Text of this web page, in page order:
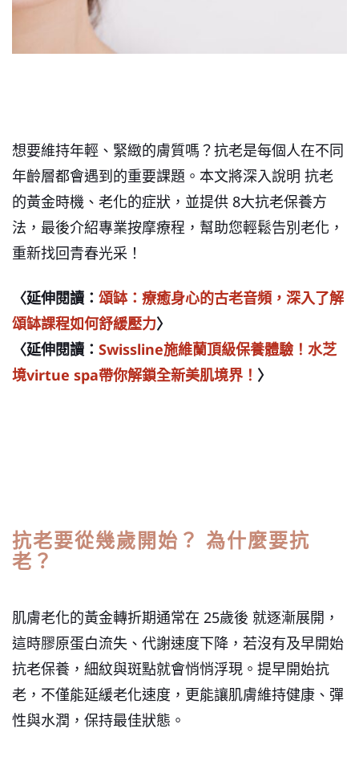
想要維持年輕、緊緻的膚質嗎？抗老是每個人在不同
年齡層都會遇到的重要課題。本文將深入說明 抗老
的黃金時機、老化的症狀，並提供 8大抗老保養方
法，最後介紹專業按摩療程，幫助您輕鬆告別老化，
重新找回青春光采！
〈延伸閱讀： 頌缽：療癒身心的古老音頻，深入了解
頌缽課程如何舒緩壓力〉
〈延伸閱讀： Swissline施維蘭頂級保養體驗！水芝
境virtue spa帶你解鎖全新美肌境界！ 〉
抗老要從幾歲開始？ 為什麼要抗
老？
肌膚老化的黃金轉折期通常在 25歲後 就逐漸展開，
這時膠原蛋白流失、代謝速度下降，若沒有及早開始
抗老保養，細紋與斑點就會悄悄浮現。提早開始抗
老，不僅能延緩老化速度，更能讓肌膚維持健康、彈
性與水潤，保持最佳狀態。